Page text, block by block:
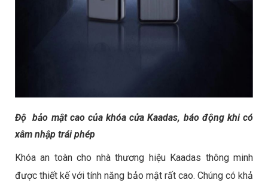
Độ bảo mật cao của khóa cửa Kaadas, báo động khi có
xâm nhập trái phép
Khóa an toàn cho nhà thương hiệu Kaadas thông minh
được thiết kế với tính năng bảo mật rất cao. Chúng có khả